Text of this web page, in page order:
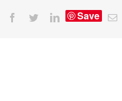
Facebook
TwitterLinkedIn
Save
E-